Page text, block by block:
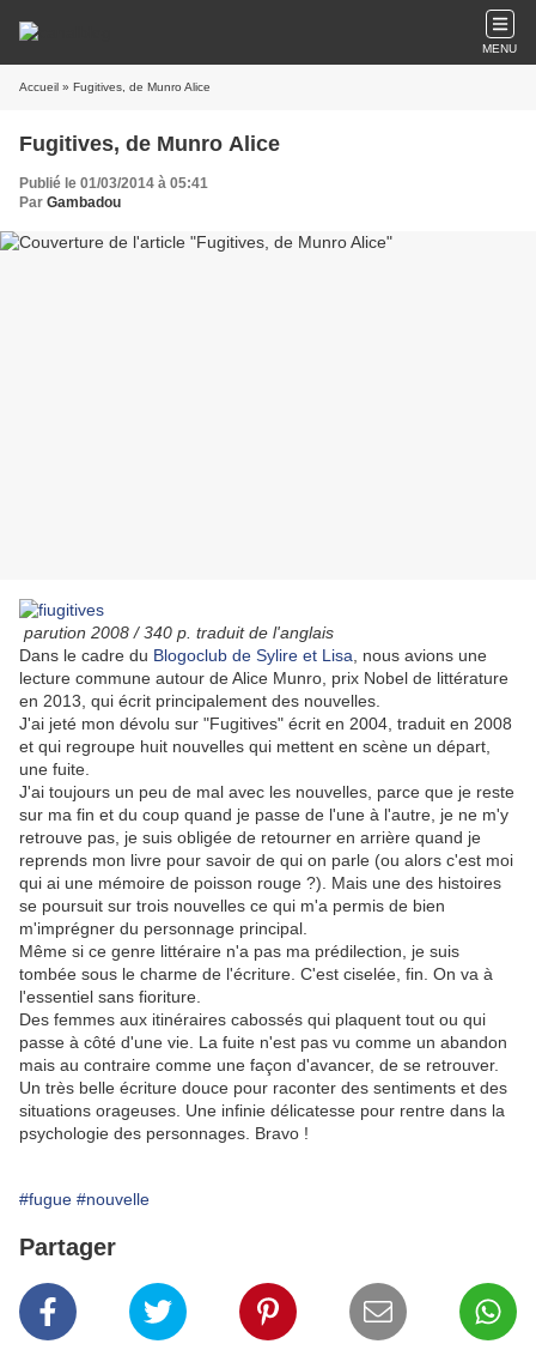
MENU
Accueil » Fugitives, de Munro Alice
Fugitives, de Munro Alice
Publié le 01/03/2014 à 05:41
Par Gambadou
parution 2008 / 340 p. traduit de l'anglais
Dans le cadre du Blogoclub de Sylire et Lisa , nous avions une
lecture commune autour de Alice Munro, prix Nobel de littérature
en 2013, qui écrit principalement des nouvelles.
J'ai jeté mon dévolu sur "Fugitives" écrit en 2004, traduit en 2008
et qui regroupe huit nouvelles qui mettent en scène un départ,
une fuite.
J'ai toujours un peu de mal avec les nouvelles, parce que je reste
sur ma fin et du coup quand je passe de l'une à l'autre, je ne m'y
retrouve pas, je suis obligée de retourner en arrière quand je
reprends mon livre pour savoir de qui on parle (ou alors c'est moi
qui ai une mémoire de poisson rouge ?). Mais une des histoires
se poursuit sur trois nouvelles ce qui m'a permis de bien
m'imprégner du personnage principal.
Même si ce genre littéraire n'a pas ma prédilection, je suis
tombée sous le charme de l'écriture. C'est ciselée, fin. On va à
l'essentiel sans fioriture.
Des femmes aux itinéraires cabossés qui plaquent tout ou qui
passe à côté d'une vie. La fuite n'est pas vu comme un abandon
mais au contraire comme une façon d'avancer, de se retrouver.
Un très belle écriture douce pour raconter des sentiments et des
situations orageuses. Une infinie délicatesse pour rentre dans la
psychologie des personnages. Bravo !
#fugue #nouvelle
Partager